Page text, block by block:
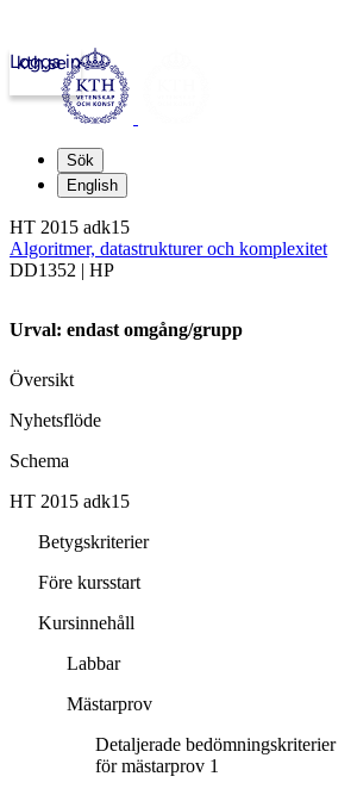
kth.se
Logga in
Sök
English
HT 2015 adk15
Algoritmer, datastrukturer och komplexitet
DD1352 | HP
Urval: endast omgång/grupp
Översikt
Nyhetsflöde
Schema
HT 2015 adk15
Betygskriterier
Före kursstart
Kursinnehåll
Labbar
Mästarprov
Detaljerade bedömningskriterier
för mästarprov 1